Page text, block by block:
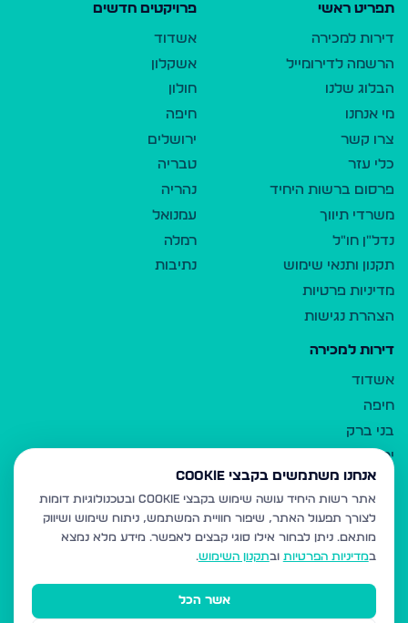
תפריט ראשי
דירות למכירה
הרשמה לדירומייל
הבלוג שלנו
מי אנחנו
צרו קשר
כלי עזר
פרסום ברשות היחיד
משרדי תיווך
נדל"ן חו"ל
תקנון ותנאי שימוש
מדיניות פרטיות
הצהרת נגישות
פרויקטים חדשים
אשדוד
אשקלון
חולון
חיפה
ירושלים
טבריה
נהריה
עמנואל
רמלה
נתיבות
דירות למכירה
אשדוד
חיפה
בני ברק
ירושלים
אלעד
גבעת זאב
בית שמש
רכסים
מודיעין עילית
אנחנו משתמשים בקבצי Cookie
אתר רשות היחיד עושה שימוש בקבצי Cookie ובטכנולוגיות דומות
לצורך תפעול האתר, שיפור חוויית המשתמש, ניתוח שימוש ושיווק
מותאם. ניתן לבחור אילו סוגי קבצים לאפשר. מידע מלא נמצא
במדיניות הפרטיות ובתקנון השימוש.
אשר הכל